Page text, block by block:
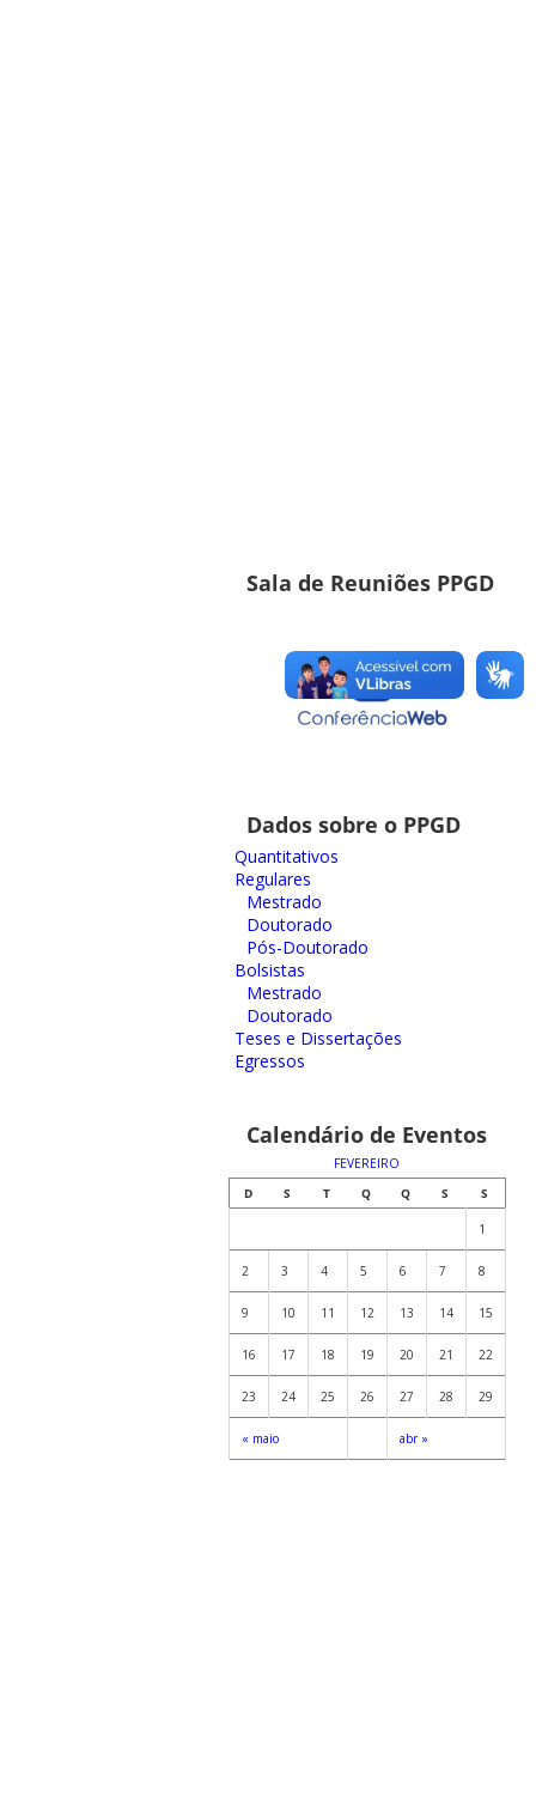
Sala de Reuniões PPGD
Dados sobre o PPGD
Quantitativos
Regulares
Mestrado
Doutorado
Pós-Doutorado
Bolsistas
Mestrado
Doutorado
Teses e Dissertações
Egressos
Calendário de Eventos
FEVEREIRO
D
S T Q Q S S
« maio abr »
1
2 3 4 5 6 7 8
9 10 11 12 13 14 15
16 17 18 19 20 21 22
23 24 25 26 27 28 29